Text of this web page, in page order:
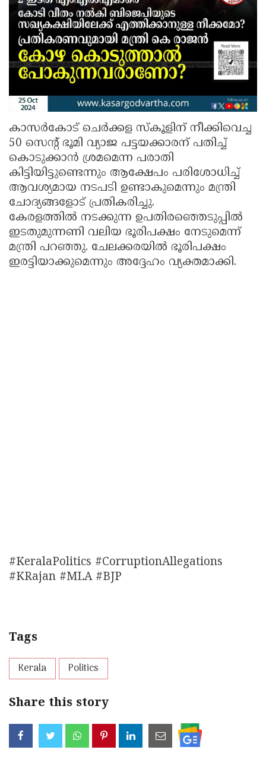
കാസര്‍കോട് ചെര്‍ക്കള സ്‌കൂളിന് നീക്കിവെച്ച
50 സെന്റ് ഭൂമി വ്യാജ പട്ടയക്കാരന് പതിച്ച്
കൊടുക്കാന്‍ ശ്രമമെന്ന പരാതി
കിട്ടിയിട്ടുണ്ടെന്നും ആക്ഷേപം പരിശോധിച്ച്
ആവശ്യമായ നടപടി ഉണ്ടാകുമെന്നും മന്ത്രി
ചോദ്യങ്ങളോട് പ്രതികരിച്ചു.
കേരളത്തില്‍ നടക്കുന്ന ഉപതിരഞ്ഞെടുപ്പില്‍
ഇടതുമുന്നണി വലിയ ഭൂരിപക്ഷം നേടുമെന്ന്
മന്ത്രി പറഞ്ഞു. ചേലക്കരയില്‍ ഭൂരിപക്ഷം
ഇരട്ടിയാക്കുമെന്നും അദ്ദേഹം വ്യക്തമാക്കി.
#KeralaPolitics #CorruptionAllegations
#KRajan #MLA #BJP
Tags
Kerala Politics
Share this story